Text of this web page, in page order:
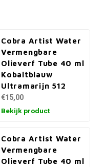
Cobra Artist Water
Vermengbare
Olieverf Tube 40 ml
Kobaltblauw
Ultramarijn 512
€15,00
Bekijk product
Cobra Artist Water
Vermengbare
Olieverf Tube 40 ml